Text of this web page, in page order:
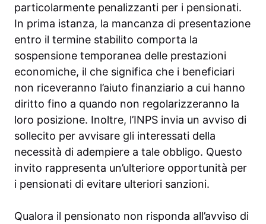
particolarmente penalizzanti per i pensionati.
In prima istanza, la mancanza di presentazione
entro il termine stabilito comporta la
sospensione temporanea delle prestazioni
economiche, il che significa che i beneficiari
non riceveranno l’aiuto finanziario a cui hanno
diritto fino a quando non regolarizzeranno la
loro posizione. Inoltre, l’INPS invia un avviso di
sollecito per avvisare gli interessati della
necessità di adempiere a tale obbligo. Questo
invito rappresenta un’ulteriore opportunità per
i pensionati di evitare ulteriori sanzioni.
Qualora il pensionato non risponda all’avviso di